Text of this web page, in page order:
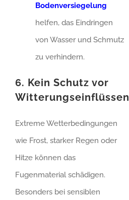
Bodenversiegelung
helfen, das Eindringen
von Wasser und Schmutz
zu verhindern.
6. Kein Schutz vor
Witterungseinflüssen
Extreme Wetterbedingungen
wie Frost, starker Regen oder
Hitze können das
Fugenmaterial schädigen.
Besonders bei sensiblen